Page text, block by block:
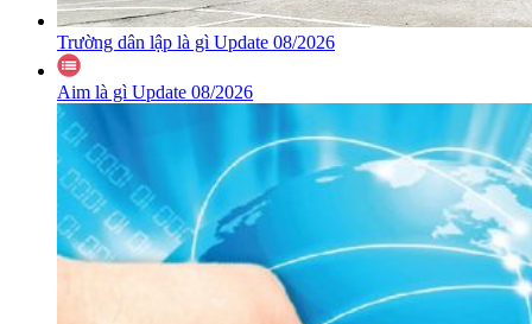
Trường dân lập là gì Update 08/2026
Aim là gì Update 08/2026